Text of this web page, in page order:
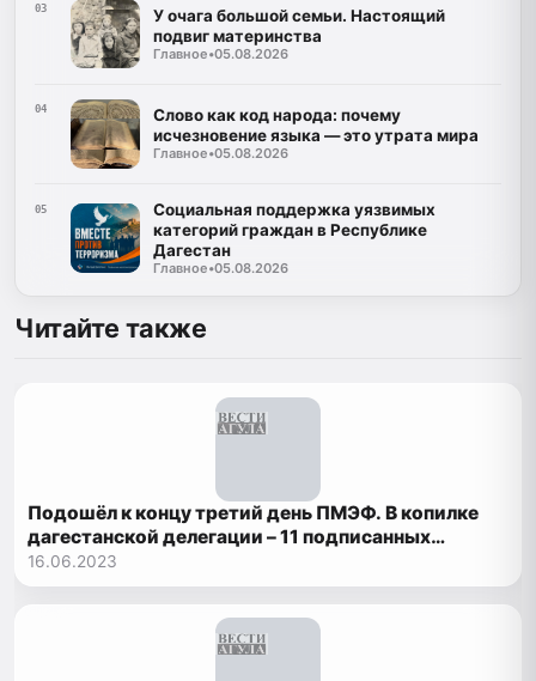
03
У очага большой семьи. Настоящий
подвиг материнства
Главное•05.08.2026
04
Слово как код народа: почему
исчезновение языка — это утрата мира
Главное•05.08.2026
05
Социальная поддержка уязвимых
категорий граждан в Республике
Дагестан
Главное•05.08.2026
Читайте также
Подошёл к концу третий день ПМЭФ. В копилке
дагестанской делегации – 11 подписанных
соглашений
16.06.2023